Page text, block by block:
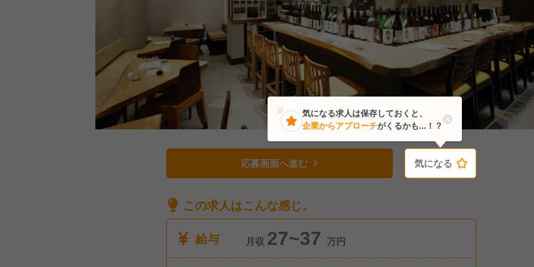
応募画面へ進む 気になる
この求人はこんな感じ。
給与
月収 27~37 万円
気になる
気になる求人は保存しておくと、
企業からアプローチがくるかも...！？